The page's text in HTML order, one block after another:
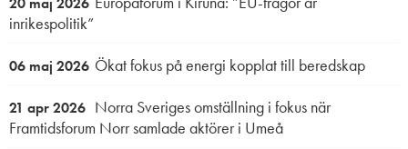
inrikespolitik”
06 maj 2026 Ökat fokus på energi kopplat till beredskap
21 apr 2026 Norra Sveriges omställning i fokus när
Framtidsforum Norr samlade aktörer i Umeå